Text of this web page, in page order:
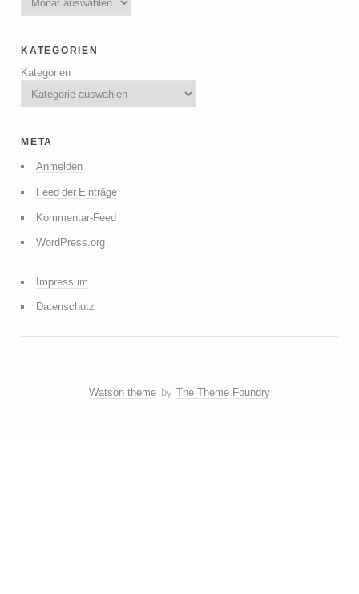
kategorien
Kategorien
meta
Anmelden
Feed der Einträge
Kommentar-Feed
WordPress.org
Impressum
Datenschutz
Watson theme by The Theme Foundry